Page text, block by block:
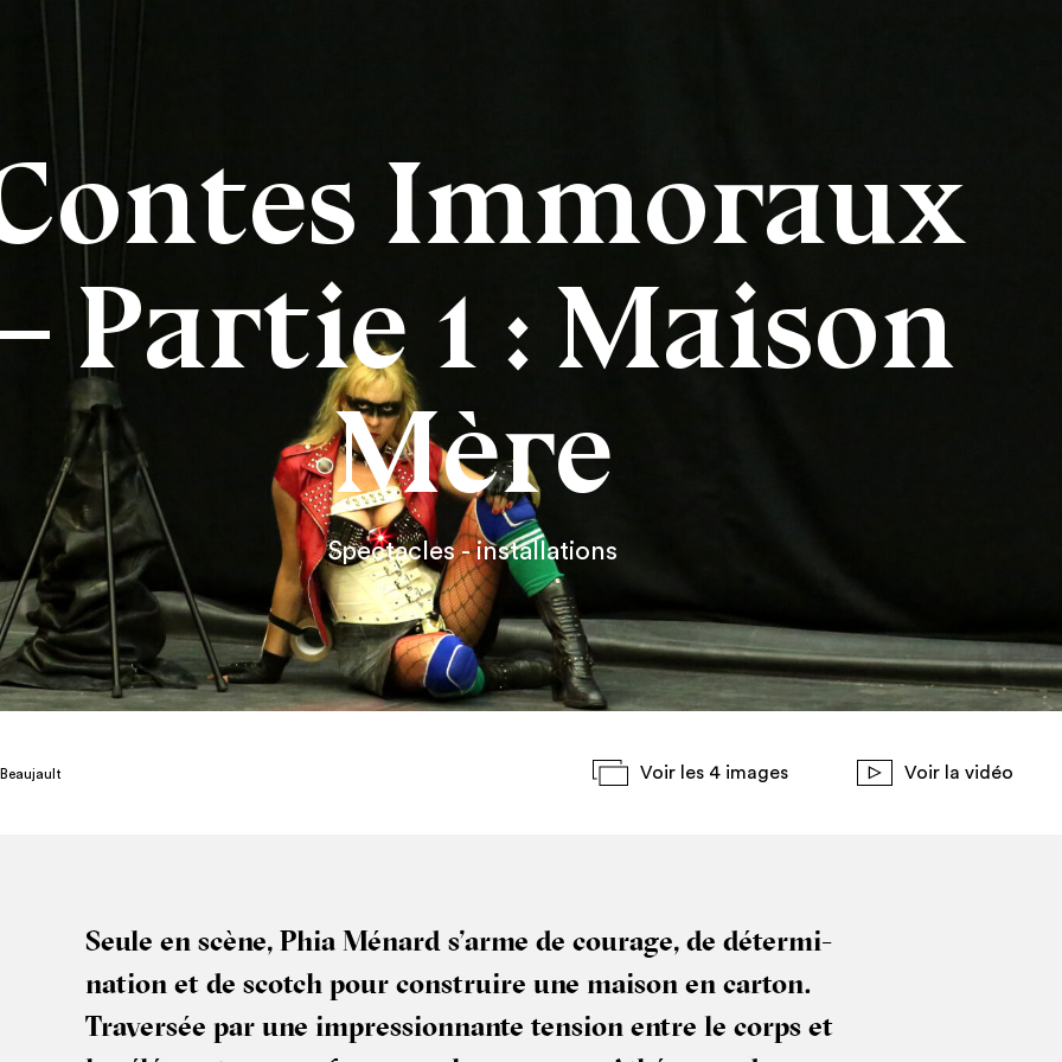
Immoraux
Partie 1 : Maison
Mère
Spectacles - installations
Voir les 4 images Voir la vidéo
Seule en scène, Phia Ménard s’arme de cou­rage, de déter­mi­
na­tion et de scotch pour construire une mai­son en car­ton.
Tra­ver­sée par une impres­sion­nante ten­sion entre le corps et